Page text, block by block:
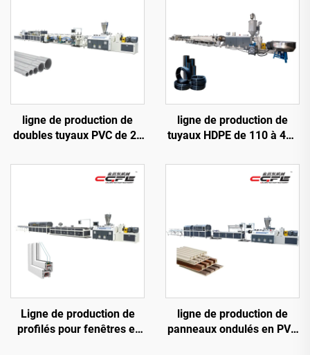
ligne de production de
doubles tuyaux PVC de 20
ligne de production de
tuyaux HDPE de 110 à 400
Ligne de production de
profilés pour fenêtres et
ligne de production de
panneaux ondulés en PVC